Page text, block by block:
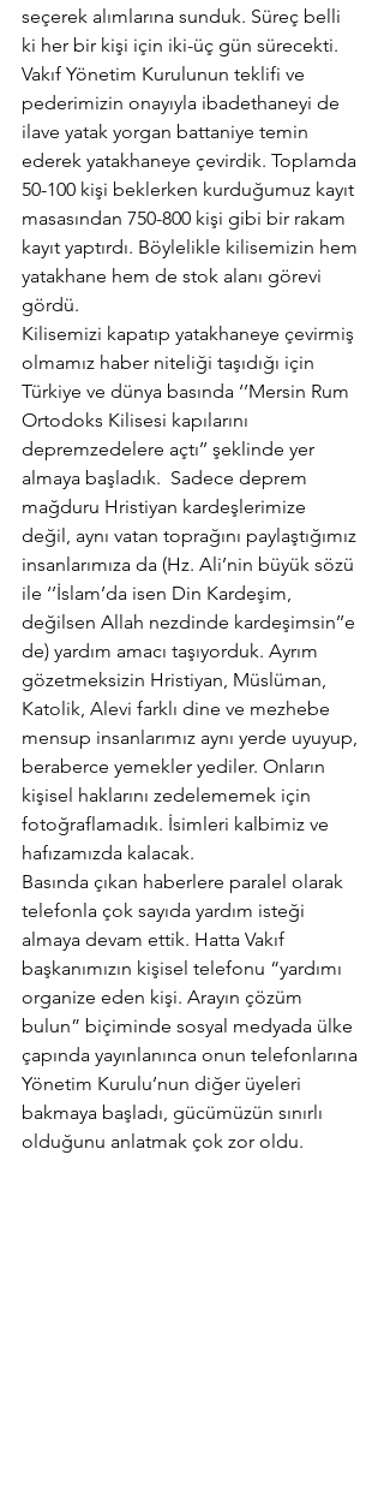
seçerek alımlarına sunduk. Süreç belli
ki her bir kişi için iki-üç gün sürecekti.
Vakıf Yönetim Kurulunun teklifi ve
pederimizin onayıyla ibadethaneyi de
ilave yatak yorgan battaniye temin
ederek yatakhaneye çevirdik. Toplamda
50-100 kişi beklerken kurduğumuz kayıt
masasından 750-800 kişi gibi bir rakam
kayıt yaptırdı. Böylelikle kilisemizin hem
yatakhane hem de stok alanı görevi
gördü.
Kilisemizi kapatıp yatakhaneye çevirmiş
olmamız haber niteliği taşıdığı için
Türkiye ve dünya basında ‘’Mersin Rum
Ortodoks Kilisesi kapılarını
depremzedelere açtı’’ şeklinde yer
almaya başladık.  Sadece deprem
mağduru Hristiyan kardeşlerimize
değil, aynı vatan toprağını paylaştığımız
insanlarımıza da (Hz. Ali’nin büyük sözü
ile ‘’İslam’da isen Din Kardeşim,
değilsen Allah nezdinde kardeşimsin’’e
de) yardım amacı taşıyorduk. Ayrım
gözetmeksizin Hristiyan, Müslüman,
Katolik, Alevi farklı dine ve mezhebe
mensup insanlarımız aynı yerde uyuyup,
beraberce yemekler yediler. Onların
kişisel haklarını zedelememek için
fotoğraflamadık. İsimleri kalbimiz ve
hafızamızda kalacak.
Basında çıkan haberlere paralel olarak
telefonla çok sayıda yardım isteği
almaya devam ettik. Hatta Vakıf
başkanımızın kişisel telefonu “yardımı
organize eden kişi. Arayın çözüm
bulun” biçiminde sosyal medyada ülke
çapında yayınlanınca onun telefonlarına
Yönetim Kurulu’nun diğer üyeleri
bakmaya başladı, gücümüzün sınırlı
olduğunu anlatmak çok zor oldu.